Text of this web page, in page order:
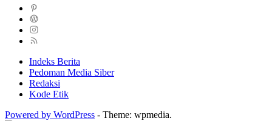
Indeks Berita
Pedoman Media Siber
Redaksi
Kode Etik
Powered by WordPress - Theme: wpmedia.